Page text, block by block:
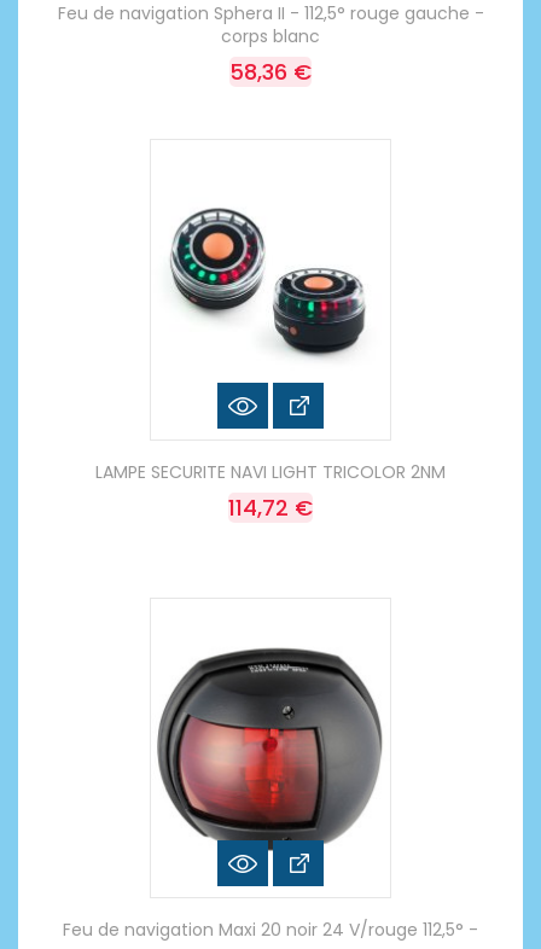
Feu de navigation Sphera II - 112,5° rouge gauche -
corps blanc
58,36 €
LAMPE SECURITE NAVI LIGHT TRICOLOR 2NM
114,72 €
Feu de navigation Maxi 20 noir 24 V/rouge 112,5° -